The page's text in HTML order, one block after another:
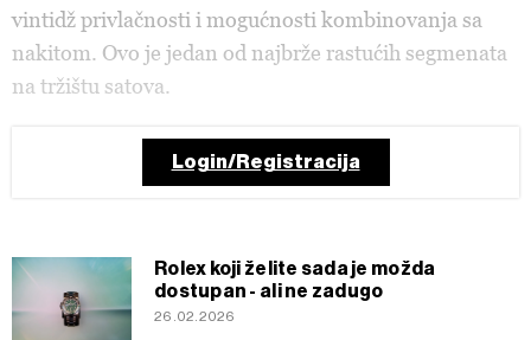
vintidžprivlačnosti i mogućnosti kombinovanja sa
nakitom. Ovo je jedan od najbrže rastućih segmenata
na tržištu satova.
Login/Registracija
Rolex koji želite sada je možda
dostupan - ali ne zadugo
26.02.2026